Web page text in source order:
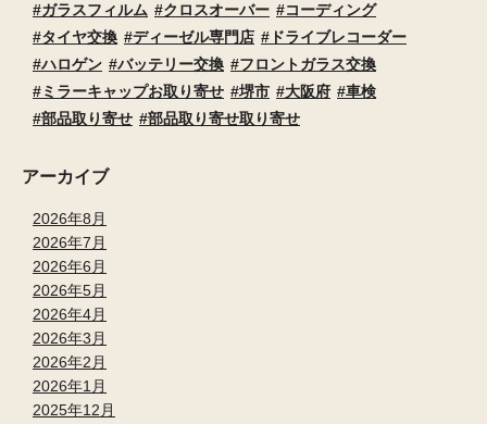
ガラスフィルム
クロスオーバー
コーディング
タイヤ交換
ディーゼル専門店
ドライブレコーダー
ハロゲン
バッテリー交換
フロントガラス交換
ミラーキャップお取り寄せ
堺市 大阪府
車検
部品取り寄せ
部品取り寄せ取り寄せ
アーカイブ
2026年8月
2026年7月
2026年6月
2026年5月
2026年4月
2026年3月
2026年2月
2026年1月
2025年12月